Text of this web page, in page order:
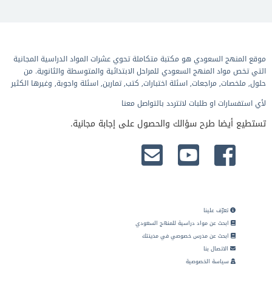
موقع المنهج السعودي هو مكتبة متكاملة تحوي عشرات المواد الدراسية المجانية
التي تخص مواد المنهج السعودي للمراحل الابتدائية والمتوسطة والثانوية. من
حلول, ملخصات, مراجعات, اسئلة اختبارات, كتب, تمارين, اسئلة واجوبة, وغيرها الكثير
لأي استفسارات او طلبات لاتتردد بالتواصل معنا
تستطيع أيضا طرح سؤالك والحصول على إجابة مجانية.
تعرّف علينا
ابحث عن مواد دراسية للمنهج السعودي
ابحث عن مدرس خصوصي في مدينتك
الاتصال بنا
سياسة الخصوصية